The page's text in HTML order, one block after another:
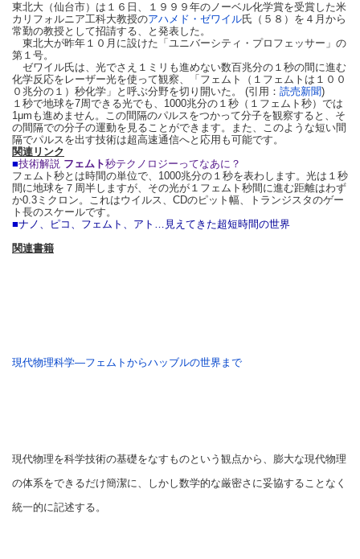
東北大（仙台市）は１６日、１９９９年のノーベル化学賞を受賞した米
カリフォルニア工科大教授のアハメド・ゼワイル氏（５８）を４月から
常勤の教授として招請する、と発表した。
東北大が昨年１０月に設けた「ユニバーシティ・プロフェッサー」の
第１号。
ゼワイル氏は、光でさえ１ミリも進めない数百兆分の１秒の間に進む
化学反応をレーザー光を使って観察、「フェムト（１フェムトは１００
０兆分の１）秒化学」と呼ぶ分野を切り開いた。 (引用： 読売新聞)
１秒で地球を7周できる光でも、1000兆分の１秒（１フェムト秒）では
1μmも進めません。この間隔のパルスをつかって分子を観察すると、そ
の間隔での分子の運動を見ることができま す。また、このような短い間
隔でパルスを出す技術は超高速通信へと応用も可能です。
関連リンク
■技術解説 フェムト秒テクノロジーってなあに？
フェムト秒とは時間の単位で、1000兆分の１秒を表わします。光は１秒
間に地球を７周半しますが、その光が１フェムト秒間に進む距離はわず
か0.3ミクロン。これはウイルス、CDのピット幅、トランジスタのゲー
ト長のスケールです。
■ナノ、ピコ、フェムト、アト…見えてきた超短時間の世界
関連書籍
現代物理科学―フェムトからハッブルの世界まで
現代物理を科学技術の基礎をなすものという観点から、膨大な現代物理
の体系をできるだけ簡潔に、しかし数学的な厳密さに妥協することなく
統一的に記述する。